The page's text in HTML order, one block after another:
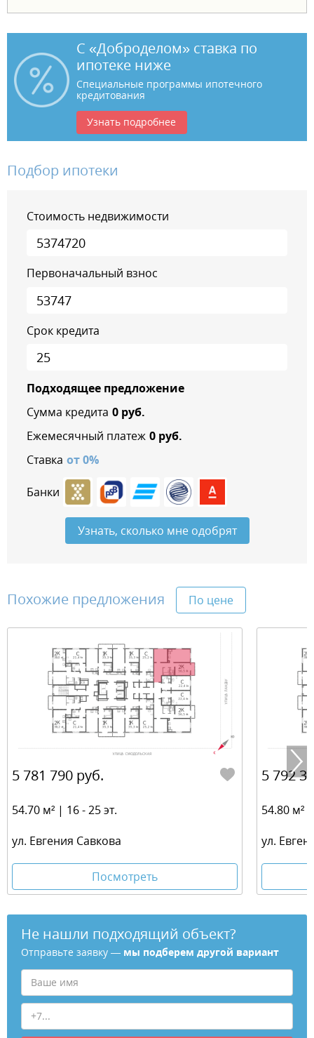
С «Доброделом» ставка по
ипотеке ниже
Специальные программы ипотечного
кредитования
Узнать подробнее
Подбор ипотеки
Стоимость недвижимости
Первоначальный взнос
Срок кредита
Подходящее предложение
Сумма кредита 0руб.
Ежемесячный платеж 0руб.
Ставка от0%
Банки
Узнать, сколько мне одобрят
Похожие предложения По цене
5 781 790 руб.
54.70 м² | 16 - 25 эт.
ул. Евгения Савкова
Посмотреть
5 792
54.80 м²
ул.
Не нашли подходящий объект?
Отправьте заявку — мы подберем другой вариант